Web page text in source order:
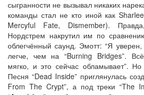
сыгранности не вызывал никаких
команды стал не кто иной как
Mercyful Fate, Dismember).
Нордстрем накрутил им по
облегчённый саунд. Эмотт: “Я
легче, чем на “Burning Bridges”.
мягко, и это сейчас обламывает”.
Песня “Dead Inside” приглянулась
From The Crypt”, а под треки “The